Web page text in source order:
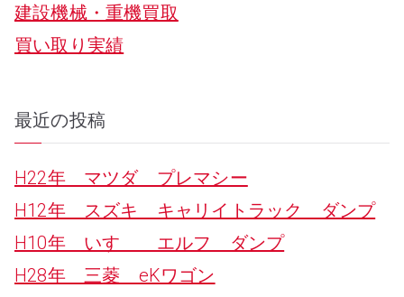
r
建設機械・重機買取
買い取り実績
最近の投稿
H22年 マツダ プレマシー
H12年 スズキ キャリイトラック ダンプ
H10年 いすゞ エルフ ダンプ
H28年 三菱 eKワゴン